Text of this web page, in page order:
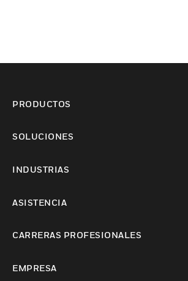
PRODUCTOS
SOLUCIONES
INDUSTRIAS
ASISTENCIA
CARRERAS PROFESIONALES
EMPRESA